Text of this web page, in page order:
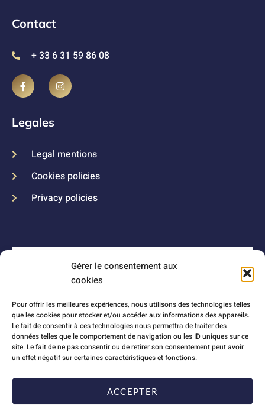
Gérer le consentement aux
cookies
Pour offrir les meilleures expériences, nous utilisons des technologies telles
que les cookies pour stocker et/ou accéder aux informations des appareils.
Le fait de consentir à ces technologies nous permettra de traiter des
données telles que le comportement de navigation ou les ID uniques sur ce
site. Le fait de ne pas consentir ou de retirer son consentement peut avoir
un effet négatif sur certaines caractéristiques et fonctions.
ACCEPTER
Contact
+ 33 6 31 59 86 08
Legales
Legal mentions
Cookies policies
Privacy policies